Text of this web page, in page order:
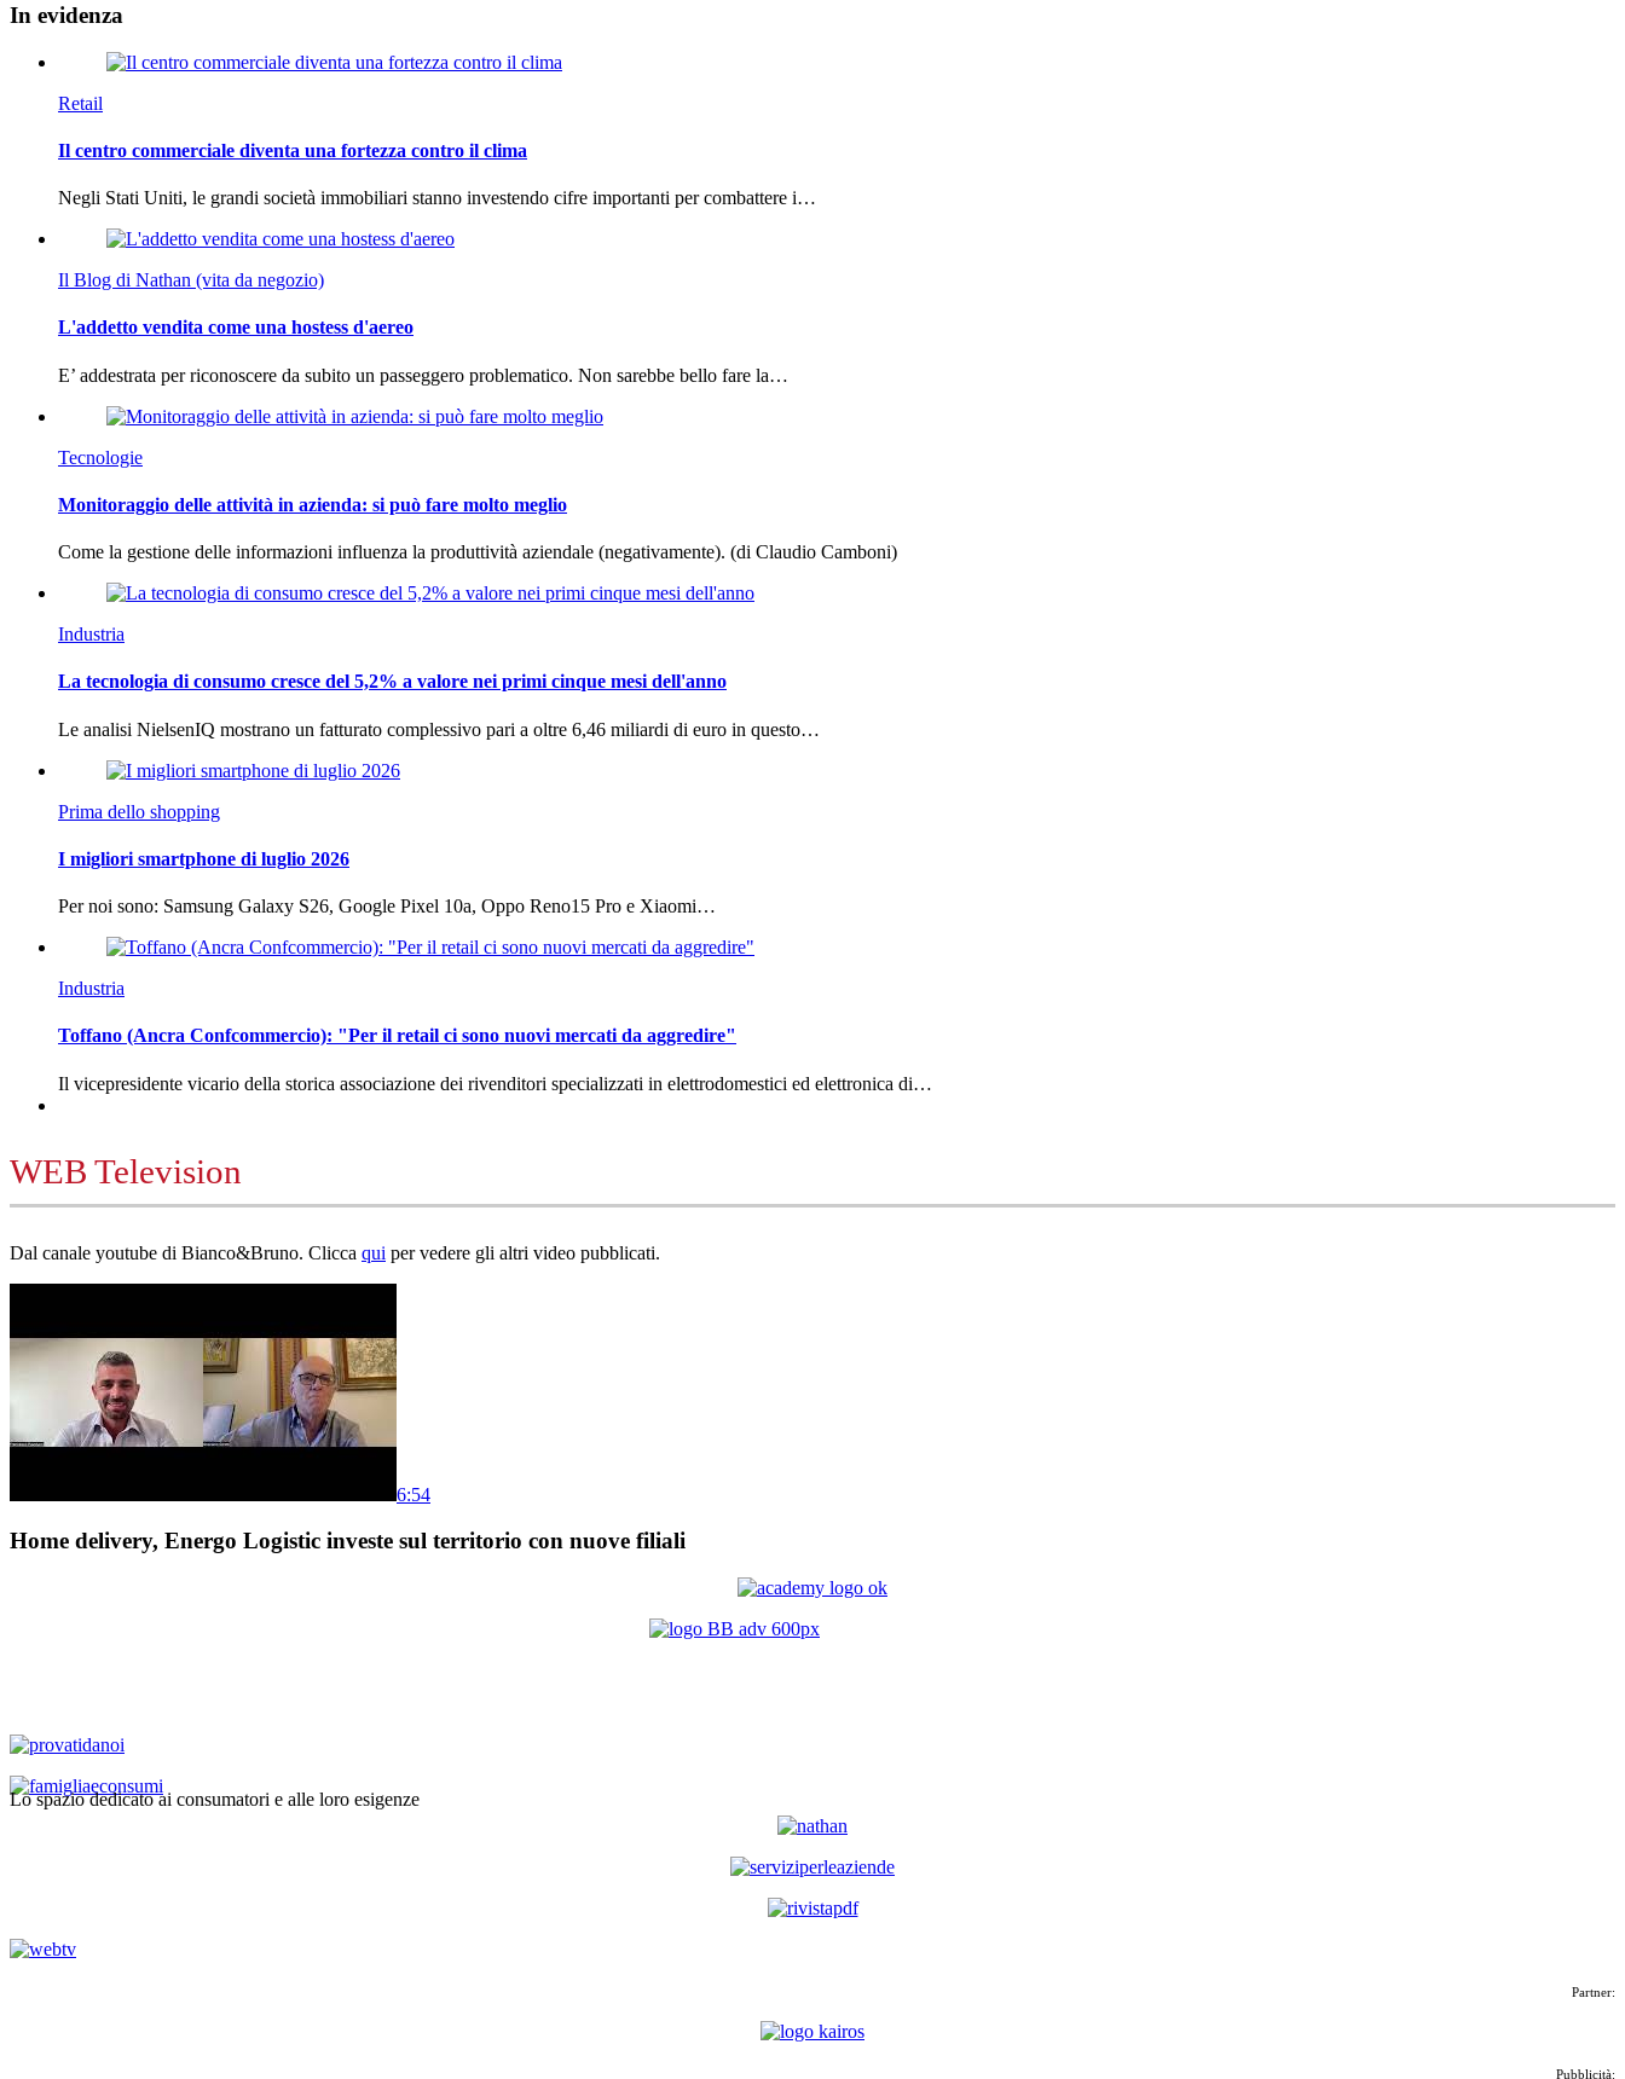
In evidenza
Retail
Il centro commerciale diventa una fortezza contro il clima
Negli Stati Uniti, le grandi società immobiliari stanno investendo cifre importanti per combattere i…
Il Blog di Nathan (vita da negozio)
L'addetto vendita come una hostess d'aereo
E’ addestrata per riconoscere da subito un passeggero problematico. Non sarebbe bello fare la…
Tecnologie
Monitoraggio delle attività in azienda: si può fare molto meglio
Come la gestione delle informazioni influenza la produttività aziendale (negativamente). (di Claudio Camboni)
Industria
La tecnologia di consumo cresce del 5,2% a valore nei primi cinque mesi dell'anno
Le analisi NielsenIQ mostrano un fatturato complessivo pari a oltre 6,46 miliardi di euro in questo…
Prima dello shopping
I migliori smartphone di luglio 2026
Per noi sono: Samsung Galaxy S26, Google Pixel 10a, Oppo Reno15 Pro e Xiaomi…
Industria
Toffano (Ancra Confcommercio): "Per il retail ci sono nuovi mercati da aggredire"
Il vicepresidente vicario della storica associazione dei rivenditori specializzati in elettrodomestici ed elettronica di…
WEB Television
Dal canale youtube di Bianco&Bruno. Clicca qui per vedere gli altri video pubblicati.
6:54
Home delivery, Energo Logistic investe sul territorio con nuove filiali
Lo spazio dedicato ai consumatori e alle loro esigenze
Partner:
Pubblicità: